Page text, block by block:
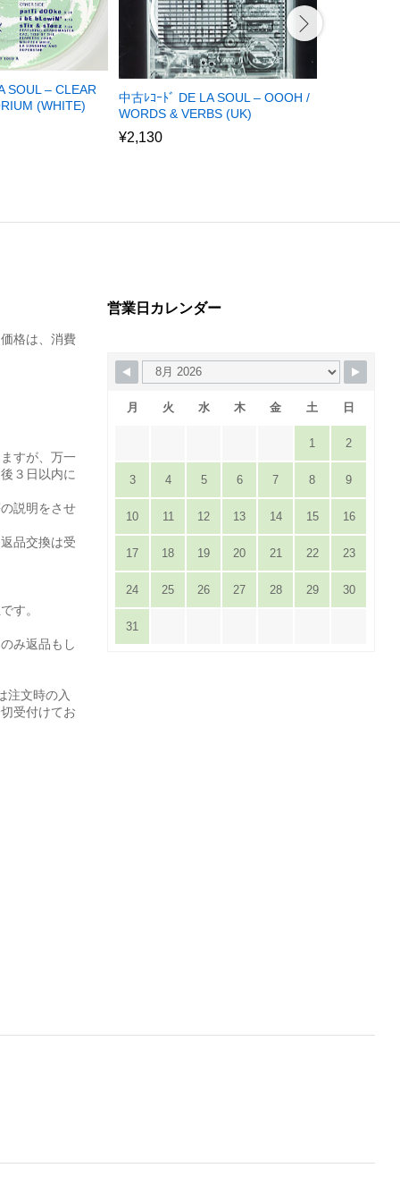
SOUL – CLEAR
(WHITE)
中古ﾚｺｰﾄﾞ DE LA SOUL – OOOH /
WORDS & VERBS (UK)
¥2,130
格は、消費
すが、万一
３日以内に
説明をさせ
品交換は受
す。
み返品もし
注文時の入
受付けてお
営業日カレンダー
月 火 水 木 金 土 日
1 2
3 4 5 6 7 8 9
10 11 12 13 14 15 16
17 18 19 20 21 22 23
24 25 26 27 28 29 30
31